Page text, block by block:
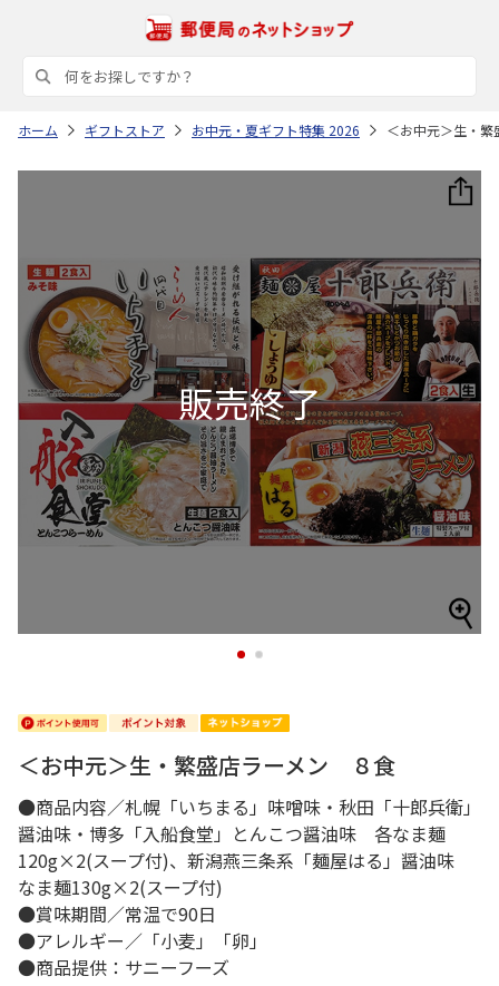
ホーム ギフトストア お中元・夏ギフト特集 2026 ＜お中元＞生・
1 2
＜お中元＞生・繁盛店ラーメン ８食
●商品内容／札幌「いちまる」味噌味・秋田「十郎兵衛」
醤油味・博多「入船食堂」とんこつ醤油味 各なま麺
120g×2(スープ付)、新潟燕三条系「麺屋はる」醤油味
なま麺130g×2(スープ付)
●賞味期間／常温で90日
●アレルギー／「小麦」「卵」
●商品提供：サニーフーズ